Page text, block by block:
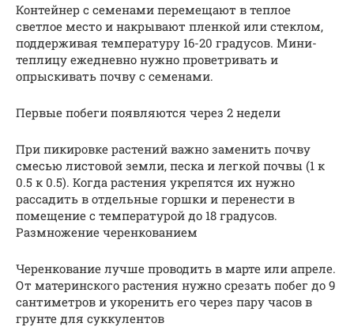
Контейнер с семенами перемещают в теплое
светлое место и накрывают пленкой или стеклом,
поддерживая температуру 16-20 градусов. Мини-
теплицу ежедневно нужно проветривать и
опрыскивать почву с семенами.
Первые побеги появляются через 2 недели
При пикировке растений важно заменить почву
смесью листовой земли, песка и легкой почвы (1 к
0.5 к 0.5). Когда растения укрепятся их нужно
рассадить в отдельные горшки и перенести в
помещение с температурой до 18 градусов.
Размножение черенкованием
Черенкование лучше проводить в марте или апреле.
От материнского растения нужно срезать побег до 9
сантиметров и укоренить его через пару часов в
грунте для суккулентов